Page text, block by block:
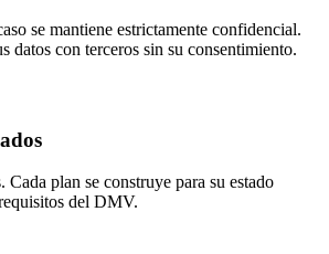
se mantiene estrictamente confidencial.
datos con terceros sin su consentimiento.
Cada plan se construye para su estado
del DMV.